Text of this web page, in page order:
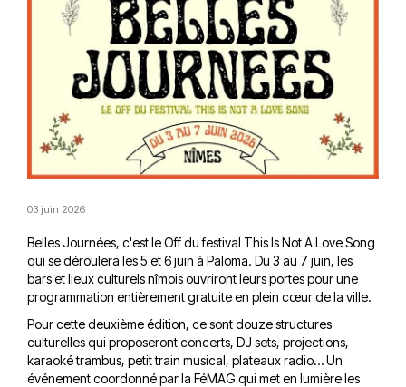
03 juin 2026
Belles Journées, c'est le Off du festival This Is Not A Love Song
qui se déroulera les 5 et 6 juin à Paloma. Du 3 au 7 juin, les
bars et lieux culturels nîmois ouvriront leurs portes pour une
programmation entièrement gratuite en plein cœur de la ville.
Pour cette deuxième édition, ce sont douze structures
culturelles qui proposeront concerts, DJ sets, projections,
karaoké trambus, petit train musical, plateaux radio… Un
événement coordonné par la FéMAG qui met en lumière les